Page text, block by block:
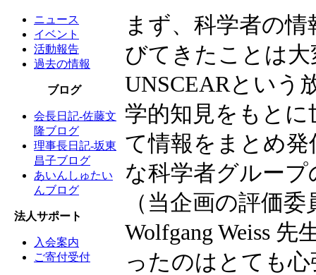
ニュース
イベント
活動報告
過去の情報
ブログ
会長日記-佐藤文
隆ブログ
理事長日記-坂東
昌子ブログ
あいんしゅたい
んブログ
法人サポート
入会案内
ご寄付受付
まず、科学者の
びてきたことは
UNSCEARという
学的知見をもと
て情報をまとめ
な科学者グルー
（当企画の評価
Wolfgang Weiss
ったのはとても